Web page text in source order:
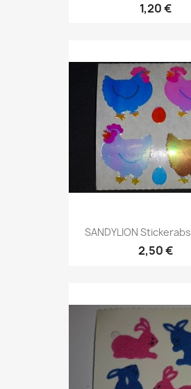
1,20 €
SANDYLION
2,50 €